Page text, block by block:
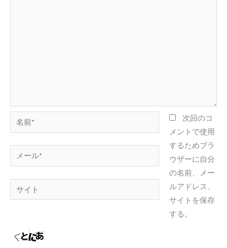
前
*
ー
ル
イ
次回のコ
メントで使用
するためブラ
ウザーに自分
の名前、メー
ルアドレス、
サイトを保存
する。